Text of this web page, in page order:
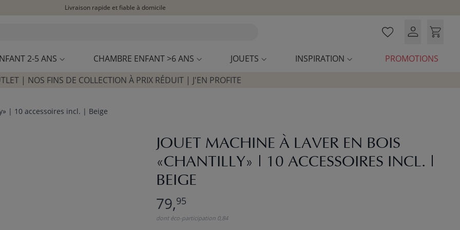
Livraison rapide et fiable à domicile
2-5 ANS CHAMBRE ENFANT >6 ANS JOUETS INSPIRATION
PROMOTIONS
| NOS FINS DE COLLECTION À PRIX RÉDUIT | J'EN PROFITE
| 10 accessoires incl. | Beige
JOUET MACHINE À LAVER EN BOIS
«CHANTILLY» | 10 ACCESSOIRES INCL. |
BEIGE
79,95
dont éco-participation 0,84